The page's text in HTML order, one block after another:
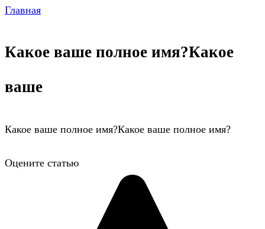
Главная
Какое ваше полное имя?Какое
ваше
Какое ваше полное имя?Какое ваше полное имя?
Оцените статью